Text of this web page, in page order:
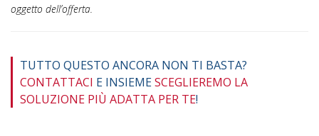
oggetto dell’offerta.
TUTTO QUESTO ANCORA NON TI BASTA?
CONTATTACI E INSIEMESCEGLIEREMO LA
SOLUZIONE PIÙ ADATTA PER TE!